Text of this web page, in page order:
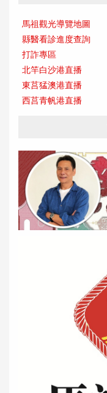
馬祖觀光導覽地圖
縣醫看診進度查詢
打詐專區
北竿白沙港直播
東莒猛澳港直播
西莒青帆港直播